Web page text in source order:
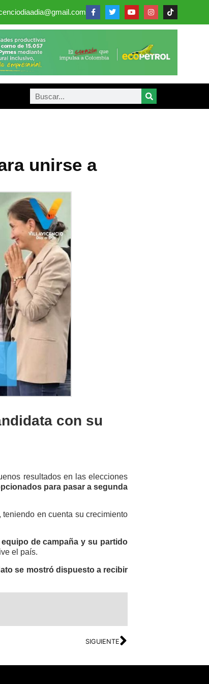
unirse a
con su
resultados en las elecciones
para pasar a segunda
en cuenta su crecimiento
de campaña y su partido
el país.
se mostró dispuesto a recibir
SIGUIENTE